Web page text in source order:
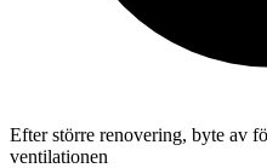
Efter större renovering, byte av
ventilationen